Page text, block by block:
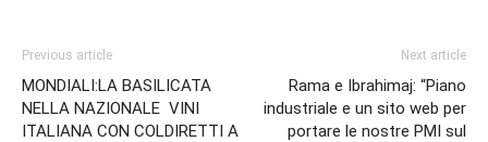
Previous article
MONDIALI:LA BASILICATA
NELLA NAZIONALE VINI
ITALIANA CON COLDIRETTI A
Next article
Rama e Ibrahimaj: “Piano
industriale e un sito web per
portare le nostre PMI sul